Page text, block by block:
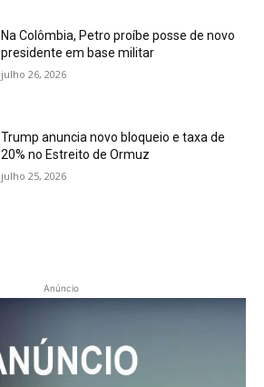
Na Colômbia, Petro proíbe posse de novo
presidente em base militar
julho 26, 2026
Trump anuncia novo bloqueio e taxa de
20% no Estreito de Ormuz
julho 25, 2026
Anúncio